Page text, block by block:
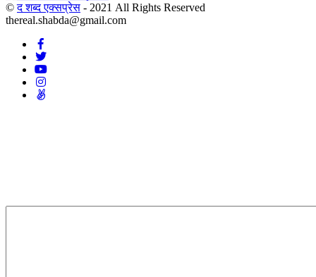
©द शब्द एक्सप्रेस - 2021 All Rights Reserved
thereal.shabda@gmail.com